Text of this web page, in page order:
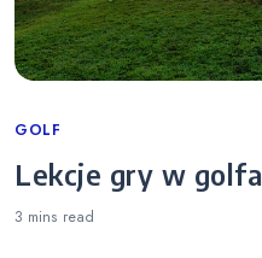
Categories
GOLF
Lekcje gry w golfa
3 mins read